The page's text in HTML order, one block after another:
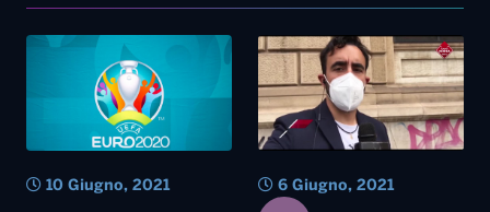
10 Giugno, 2021 6 Giugno, 2021